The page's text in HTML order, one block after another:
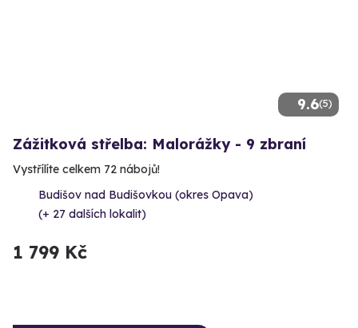
9.6(5)
Zážitková střelba: Malorážky - 9 zbraní
Vystřílíte celkem 72 nábojů!
Budišov nad Budišovkou (okres Opava)
(+ 27 dalších lokalit)
1 799 Kč